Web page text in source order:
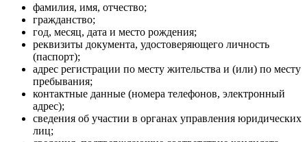
фамилия, имя, отчество;
гражданство;
год, месяц, дата и место рождения;
реквизиты документа, удостоверяющего личность
(паспорт);
адрес регистрации по месту жительства и (или) по месту
пребывания;
контактные данные (номера телефонов, электронный
адрес);
сведения об участии в органах управления юридических
лиц;